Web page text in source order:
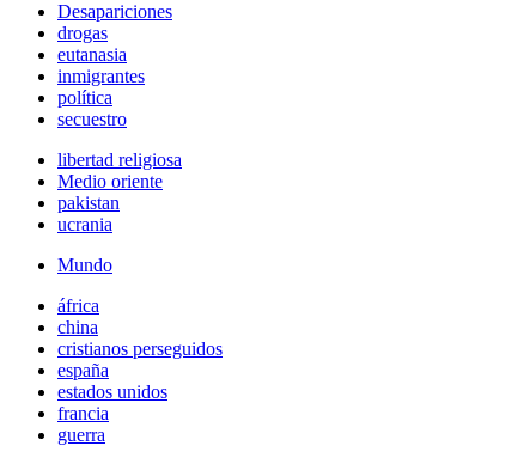
Desapariciones
drogas
eutanasia
inmigrantes
política
secuestro
libertad religiosa
Medio oriente
pakistan
ucrania
Mundo
áfrica
china
cristianos perseguidos
españa
estados unidos
francia
guerra